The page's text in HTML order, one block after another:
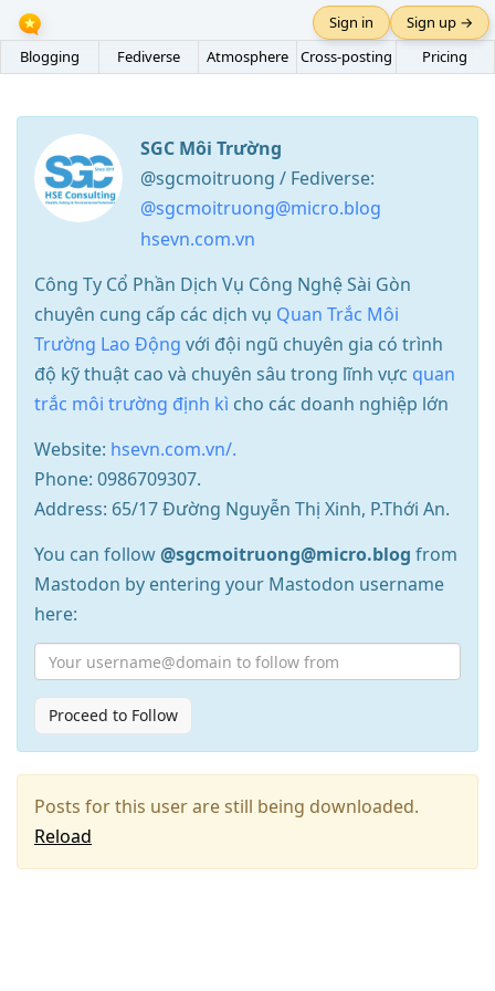
Blogging Fediverse Atmosphere Cross-posting Pricing
Sign in Sign up →
SGC Môi Trường
@sgcmoitruong / Fediverse:
@sgcmoitruong@micro.blog
hsevn.com.vn
Công Ty Cổ Phần Dịch Vụ Công Nghệ Sài Gòn
chuyên cung cấp các dịch vụ Quan Trắc Môi
Trường Lao Động với đội ngũ chuyên gia có trình
độ kỹ thuật cao và chuyên sâu trong lĩnh vực quan
trắc môi trường định kì cho các doanh nghiệp lớn
Website: hsevn.com.vn/.
Phone: 0986709307.
Address: 65/17 Đường Nguyễn Thị Xinh, P.Thới An.
You can follow@sgcmoitruong@micro.blog from
Mastodon by entering your Mastodon username
here:
Proceed to Follow
Posts for this user are still being downloaded.
Reload